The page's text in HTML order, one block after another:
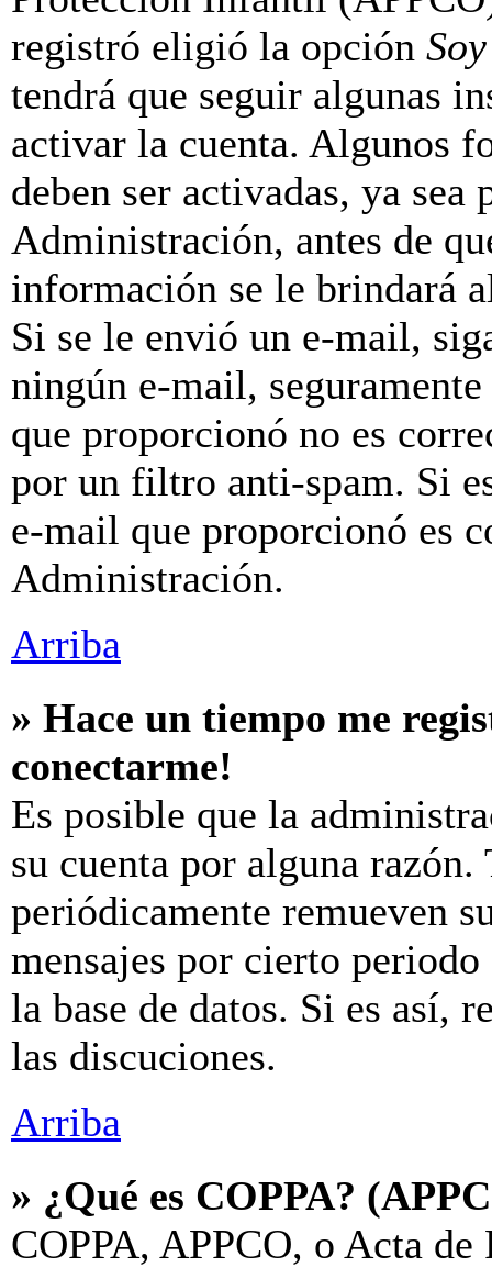
registró eligió la opción
tendrá que seguir algunas
activar la cuenta. Algunos
deben ser activadas, ya
Administración, antes de
información se le brindará
Si se le envió un e-mail,
ningún e-mail,
que proporcionó no es
por un filtro anti-spam. Si
e-mail que proporcionó es
Administración.
Arriba
» Hace un tiempo me
conectarme!
Es posible que la
su cuenta por alguna
periódicamente remueven
mensajes por cierto
la base de datos. Si es así,
las discuciones.
Arriba
» ¿Qué es COPPA?
COPPA, APPCO, o Acta